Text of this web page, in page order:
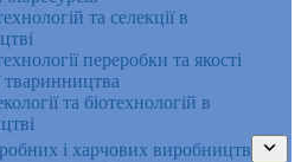
та селекції в
переробки та якості
тваринництва
та біотехнологій в
і харчових виробництв